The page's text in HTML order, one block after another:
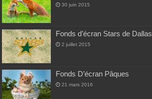
30 juin 2015
Fonds d’écran Stars de Dallas
2 juillet 2015
Fonds D’écran Pâques
21 mars 2016